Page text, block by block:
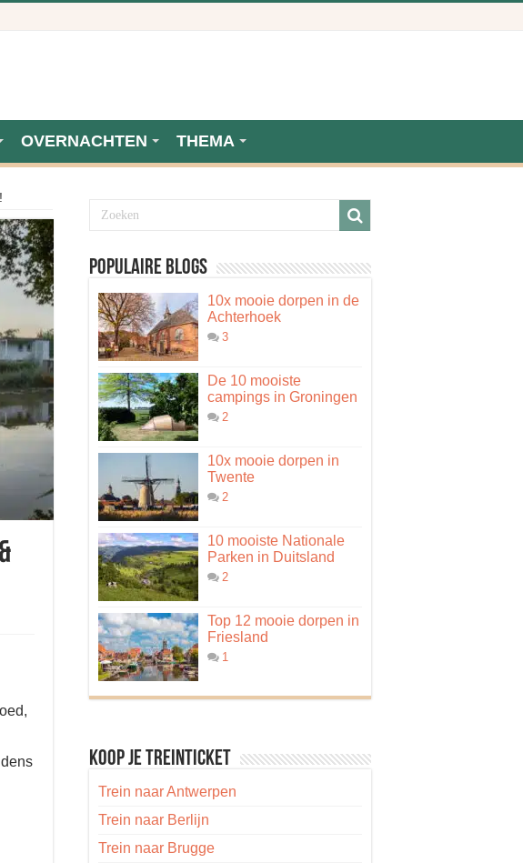
OVERNACHTEN THEMA
Populaire blogs
10x mooie dorpen in de
Achterhoek
3
De 10 mooiste
campings in Groningen
2
10x mooie dorpen in
Twente
2
10 mooiste Nationale
Parken in Duitsland
2
Top 12 mooie dorpen in
Friesland
1
Koop je treinticket
Trein naar Antwerpen
Trein naar Berlijn
Trein naar Brugge